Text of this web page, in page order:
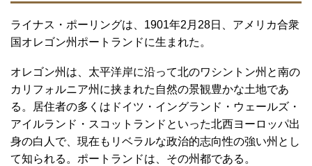
ライナス・ポーリングは、1901年2月28日、アメリカ合衆
国オレゴン州ポートランドに生まれた。
オレゴン州は、太平洋岸に沿って北のワシントン州と南の
カリフォルニア州に挟まれた自然の景観豊かな土地であ
る。居住者の多くはドイツ・イングランド・ウェールズ・
アイルランド・スコットランドといった北西ヨーロッパ出
身の白人で、現在もリベラルな政治的志向性の強い州とし
て知られる。ポートランドは、その州都である。